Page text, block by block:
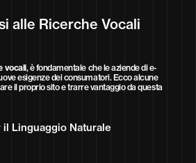
alle Ricerche Vocali
vocali, è fondamentale che le aziende di e-
esigenze dei consumatori. Ecco alcune
il proprio sito e trarre vantaggio da questa
il Linguaggio Naturale